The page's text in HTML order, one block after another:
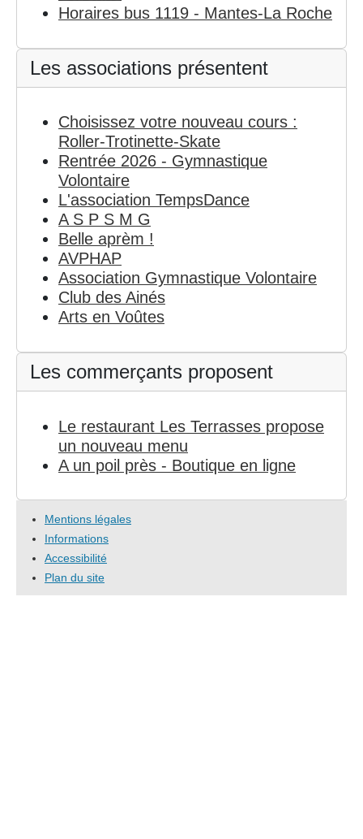
Horaires bus 1119 - Mantes-La Roche
Les associations présentent
Choisissez votre nouveau cours :
Roller-Trotinette-Skate
Rentrée 2026 - Gymnastique
Volontaire
L'association TempsDance
A S P S M G
Belle aprèm !
AVPHAP
Association Gymnastique Volontaire
Club des Ainés
Arts en Voûtes
Les commerçants proposent
Le restaurant Les Terrasses propose
un nouveau menu
A un poil près - Boutique en ligne
Mentions légales
Informations
Accessibilité
Plan du site